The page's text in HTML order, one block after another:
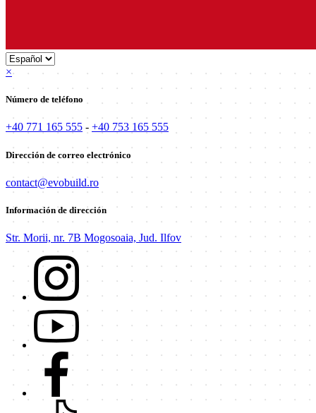
×
Número de teléfono
+40 771 165 555 - +40 753 165 555
Dirección de correo electrónico
contact@evobuild.ro
Información de dirección
Str. Morii, nr. 7B Mogosoaia, Jud. Ilfov